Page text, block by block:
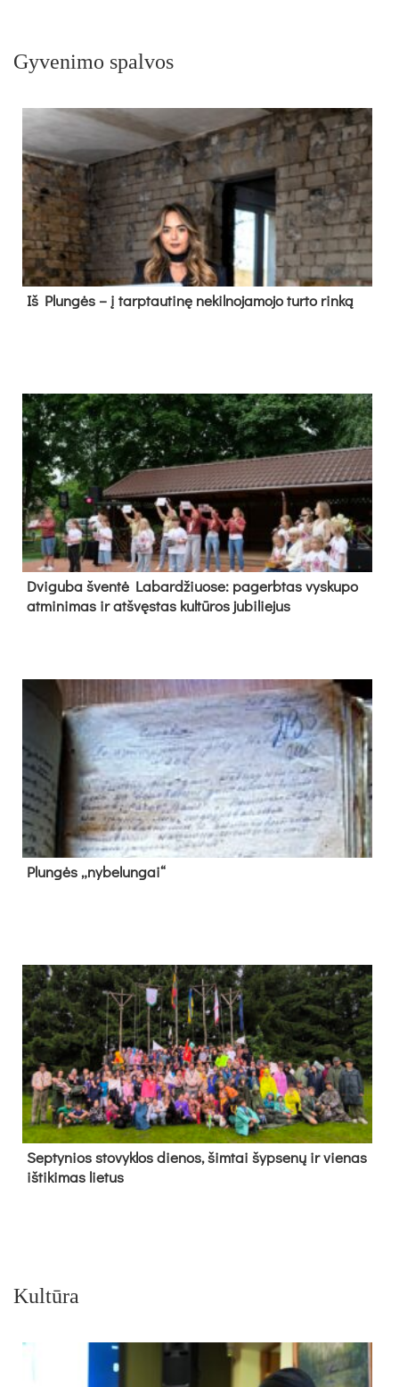
Gyvenimo spalvos
Iš Plungės – į tarptautinę nekilnojamojo turto rinką
Dvi­gu­ba šven­tė La­bar­džiuo­se: pa­gerb­tas vys­ku­po
at­mi­ni­mas ir at­švęs­tas kul­tū­ros ju­bi­lie­jus
Plun­gės „ny­be­lun­gai“
Sep­ty­nios sto­vyk­los die­nos, šim­tai šyp­se­nų ir vie­nas
iš­ti­ki­mas lie­tus
Kultūra